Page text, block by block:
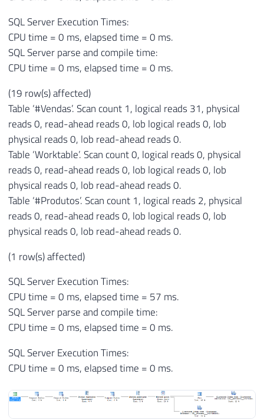
SQL Server Execution Times:
CPU time = 0 ms, elapsed time = 0 ms.
SQL Server parse and compile time:
CPU time = 0 ms, elapsed time = 0 ms.
(19 row(s) affected)
Table ‘#Vendas’. Scan count 1, logical reads 31, physical
reads 0, read-ahead reads 0, lob logical reads 0, lob
physical reads 0, lob read-ahead reads 0.
Table ‘Worktable’. Scan count 0, logical reads 0, physical
reads 0, read-ahead reads 0, lob logical reads 0, lob
physical reads 0, lob read-ahead reads 0.
Table ‘#Produtos’. Scan count 1, logical reads 2, physical
reads 0, read-ahead reads 0, lob logical reads 0, lob
physical reads 0, lob read-ahead reads 0.
(1 row(s) affected)
SQL Server Execution Times:
CPU time = 0 ms, elapsed time = 57 ms.
SQL Server parse and compile time:
CPU time = 0 ms, elapsed time = 0 ms.
SQL Server Execution Times:
CPU time = 0 ms, elapsed time = 0 ms.